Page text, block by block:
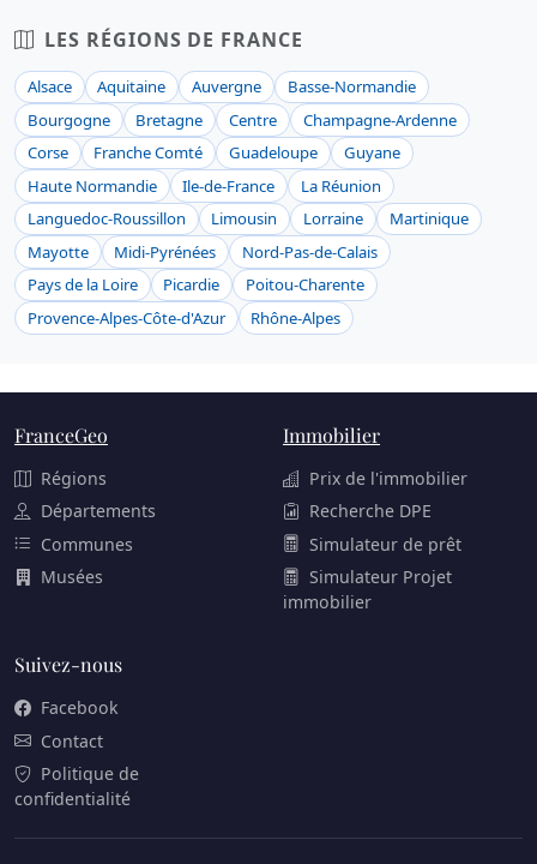
LES RÉGIONS DE FRANCE
Alsace Aquitaine Auvergne
Basse-Normandie
Bourgogne
Bretagne Centre
Champagne-Ardenne
Corse
Franche Comté Guadeloupe
Guyane
Haute Normandie
Ile-de-France
La Réunion
Languedoc-Roussillon
Limousin Lorraine
Martinique
Mayotte
Midi-Pyrénées
Nord-Pas-de-Calais
Pays de la Loire
Picardie
Poitou-Charente
Provence-Alpes-Côte-d'Azur
Rhône-Alpes
FranceGeo
Régions
Départements
Communes
Musées
Immobilier
Prix de l'immobilier
Recherche DPE
Simulateur de prêt
Simulateur Projet
immobilier
Suivez-nous
Facebook
Contact
Politique de
confidentialité